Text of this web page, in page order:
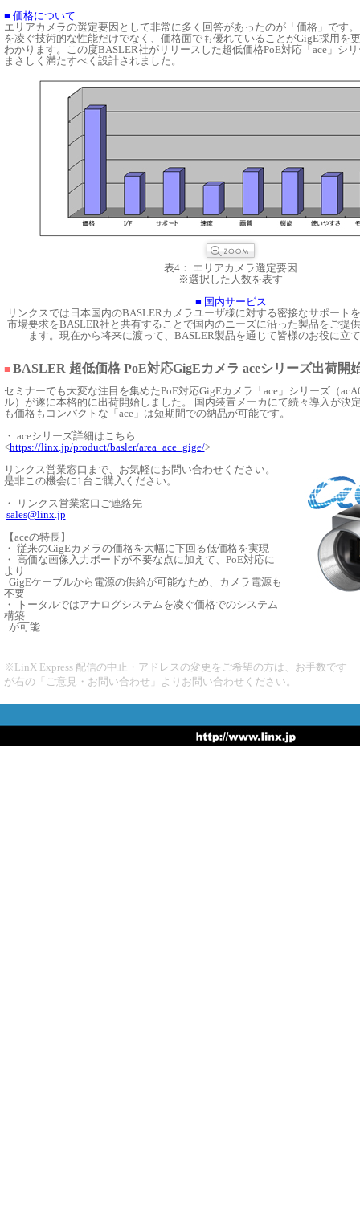
■ 価格について
エリアカメラの選定要因として非常に多く回答があったのが「価格」です
を凌ぐ技術的な性能だけでなく、価格面でも優れていることがGigE採用を
わかります。この度BASLER社がリリースした超低価格PoE対応「ace」シ
まさしく満たすべく設計されました。
表4： エリアカメラ選定要因
※選択した人数を表す
■ 国内サービス
リンクスでは日本国内のBASLERカメラユーザ様に対する密接なサポート
市場要求をBASLER社と共有することで国内のニーズに沿った製品をご提
ます。現在から将来に渡って、BASLER製品を通じて皆様のお役に立
■ BASLER 超低価格 PoE対応GigEカメラ aceシリーズ出荷開
セミナーでも大変な注目を集めたPoE対応GigEカメラ「ace」シリーズ（
ル）が遂に本格的に出荷開始しました。 国内装置メーカにて続々導入が決
も価格もコンパクトな「ace」は短期間での納品が可能です。
・ aceシリーズ詳細はこちら
<https://linx.jp/product/basler/area_ace_gige/>
リンクス営業窓口まで、お気軽にお問い合わせください。
是非この機会に1台ご購入ください。
・ リンクス営業窓口ご連絡先
sales@linx.jp
【aceの特長】
・ 従来のGigEカメラの価格を大幅に下回る低価格を実現
・ 高価な画像入力ボードが不要な点に加えて、PoE対応に
より
GigEケーブルから電源の供給が可能なため、カメラ電源も
不要
・ トータルではアナログシステムを凌ぐ価格でのシステム
構築
が可能
※LinX Express 配信の中止・アドレスの変更をご希望の方は、お手数です
が右の「ご意見・お問い合わせ」よりお問い合わせください。